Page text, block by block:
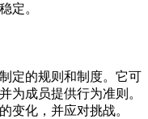
定。
定的规则和制度。它可
为成员提供行为准则。
变化，并应对挑战。